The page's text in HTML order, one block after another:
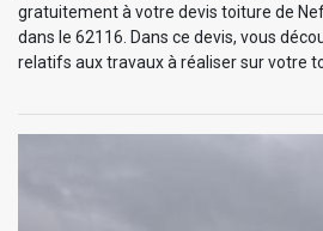
gratuitement à votre devis toiture de
dans le 62116. Dans ce devis, vous
relatifs aux travaux à réaliser sur votre